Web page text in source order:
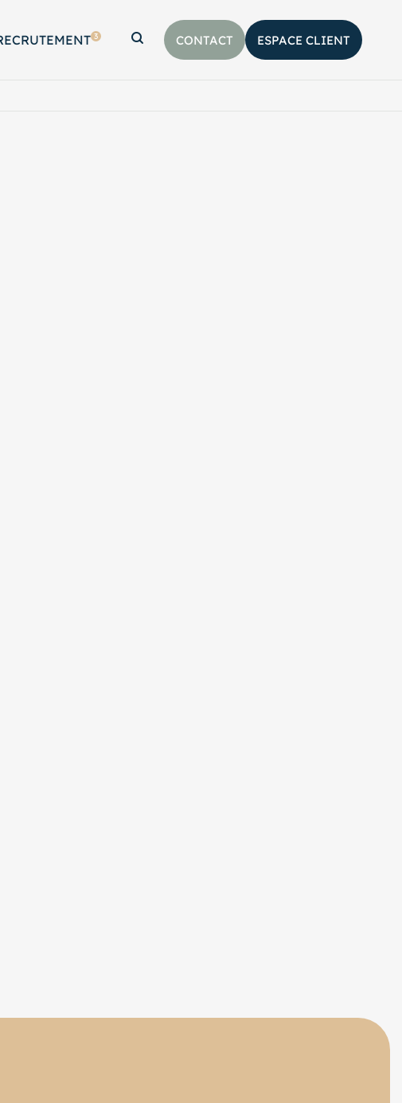
3
Afficher la barre de recherche
CONTACT ESPACE CLIENT